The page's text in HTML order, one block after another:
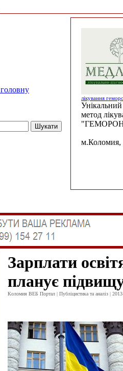
лікування
Унікальний
метод
м.Коломия,
Зарплати
планує
Коломия ВЕБ Портал | Публіцистика та аналіз |